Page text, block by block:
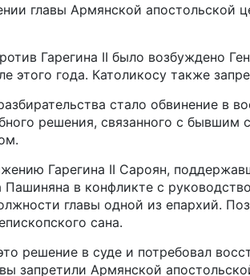
главы Армянской апостольской
Гарегина II было возбуждено
этого года. Католикосу также
стало обвинение в
решения, связанного с бывшим
Гарегина II Сароян,
в конфликте с
главы одной из епархий.
сана.
решение в суде и потребовал
запретили Армянской